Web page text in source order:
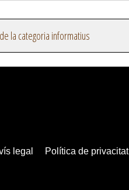
la categoria informatius
legal Política de privacitat